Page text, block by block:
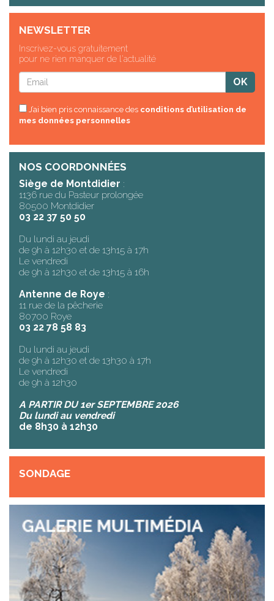
NEWSLETTER
Inscrivez-vous gratuitement
pour ne rien manquer de l'actualité
J’ai bien pris connaissance des conditions d’utilisation de
mes données personnelles
NOS COORDONNÉES
Siège de Montdidier :
1136 rue du Pasteur prolongée
80500 Montdidier
03 22 37 50 50
Du lundi au jeudi
de 9h à 12h30 et de 13h15 à 17h
Le vendredi
de 9h à 12h30 et de 13h15 à 16h
Antenne de Roye :
11 rue de la pêcherie
80700 Roye
03 22 78 58 83
Du lundi au jeudi
de 9h à 12h30 et de 13h30 à 17h
Le vendredi
de 9h à 12h30
A PARTIR DU 1er SEPTEMBRE 2026
Du lundi au vendredi
de 8h30 à 12h30
SONDAGE